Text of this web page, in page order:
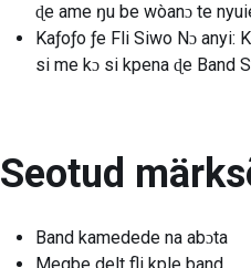
ɖe ame ŋu be wòanɔ te
Kaƒoƒo ƒe Fli Siwo Nɔ
si me kɔ si kpena ɖe Band
Seotud
Band kamedede na abɔta